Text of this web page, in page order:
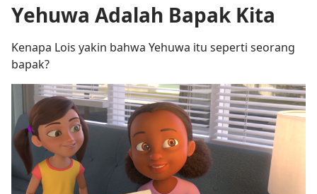
Yehuwa Adalah Bapak Kita
Kenapa Lois yakin bahwa Yehuwa itu seperti seorang
bapak?